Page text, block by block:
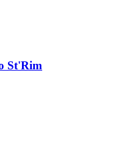
St'Rim